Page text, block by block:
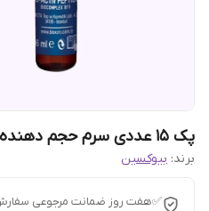
پک 15 عددی سرم حجم دهنده مو بیوکسین Quantum
برند: بیوکسین
✅هفت روز ضمانت مرجوعی